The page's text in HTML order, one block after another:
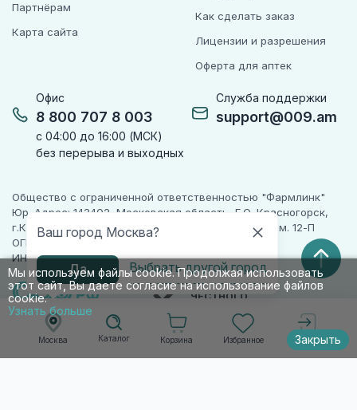
Москва
Ваш город Москва?
Да Выбрать другой город
Каталог Корзина Избранное Войти
Мы используем файлы cookie. Продолжая использовать
этот сайт, Вы даете согласие на использование файлов
cookie.
Узнать больше
Закрыть
Офис
8 800 707 8 003
с 04:00 до 16:00 (МСК)
без перерыва и выходных
Служба поддержки
support@009.am
Партнёрам
Карта сайта
Как сделать заказ
Лицензии и разрешения
Оферта для аптек
Общество с ограниченной ответственностью "Фармлинк"
Юр. Адрес: 143402, Московская область, Г.О. Красногорск,
г.Красногорск, ул. Жуковского, д. 17, помещ. III, ком. 12-П
ОГРН 1225000071955
ИНН 5024223277
ПАРТНЕР
ЧЕСТНОГО